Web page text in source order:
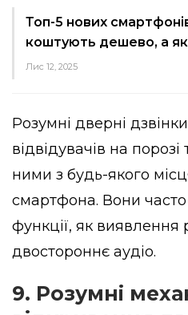
Топ-5 нових
коштують дешево, а
Лис 12, 2025
Розумні дверні
відвідувачів на порозі
ними з будь-якого
смартфона. Вони
функції, як виявлення
двостороннє аудіо.
9. Розумні